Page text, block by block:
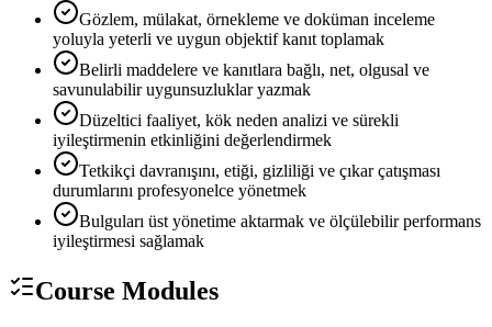
Gözlem, mülakat, örnekleme ve doküman inceleme
yoluyla yeterli ve uygun objektif kanıt toplamak
Belirli maddelere ve kanıtlara bağlı, net, olgusal ve
savunulabilir uygunsuzluklar yazmak
Düzeltici faaliyet, kök neden analizi ve sürekli
iyileştirmenin etkinliğini değerlendirmek
Tetkikçi davranışını, etiği, gizliliği ve çıkar çatışması
durumlarını profesyonelce yönetmek
Bulguları üst yönetime aktarmak ve ölçülebilir performans
iyileştirmesi sağlamak
Course Modules